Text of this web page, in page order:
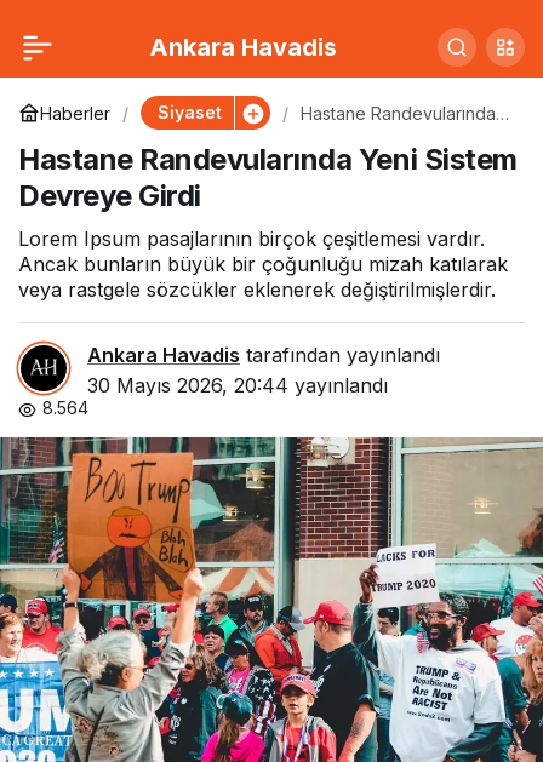
Ankara Havadis
Haberler Siyaset
Hastane Randevularında
Hastane Randevularında Yeni Sistem
Devreye Girdi
Lorem Ipsum pasajlarının birçok çeşitlemesi vardır.
Ancak bunların büyük bir çoğunluğu mizah katılarak
veya rastgele sözcükler eklenerek değiştirilmişlerdir.
Ankara Havadis tarafından yayınlandı
30 Mayıs 2026, 20:44 yayınlandı
8.564
Depresyon Vakalarında
Rekor Artış: Uzmanlar
Nedeni Açıkladı
0 Paylaş